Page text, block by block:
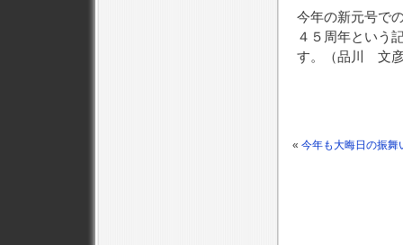
今年の新元号で
４５周年という
す。（品川 文
« 今年も大晦日の振舞